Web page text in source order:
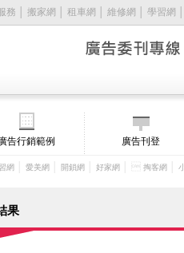
務 搬家網 租車網 維修網 學習網
告行銷範例 廣告刊登
網 愛美網 開鎖網 好家網 │  掏客網
果